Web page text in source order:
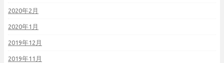
2020年2月
2020年1月
2019年12月
2019年11月